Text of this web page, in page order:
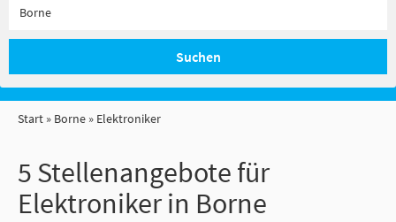
Suchen
Start Borne Elektroniker
5 Stellenangebote für
Elektroniker in Borne